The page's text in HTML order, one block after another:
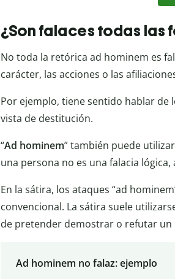
¿Son falaces todas las
No toda la retórica ad hominem es
carácter, las acciones o las
Por ejemplo, tiene sentido hablar de
vista de destitución.
“Ad hominem” también puede
una persona no es una falacia
En la sátira, los ataques “ad
convencional. La sátira suele
de pretender demostrar o refutar un
Ad hominem no falaz: ejemplo